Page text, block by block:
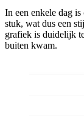
In een enkele dag
stuk, wat dus een
grafiek is duidelijk
buiten kwam.